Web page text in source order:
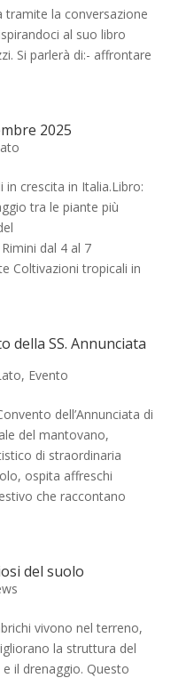
tramite la conversazione
al suo libro
Si parlerà di:- affrontare
2025
crescita in Italia.Libro:
tra le piante più
dal 4 al 7
Coltivazioni tropicali in
della SS. Annunciata
, Evento
dell’Annunciata di
del mantovano,
di straordinaria
ospita affreschi
che raccontano
del suolo
vivono nel terreno,
la struttura del
il drenaggio. Questo